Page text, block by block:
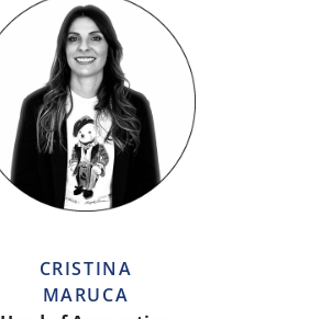
CRISTINA
MARUCA